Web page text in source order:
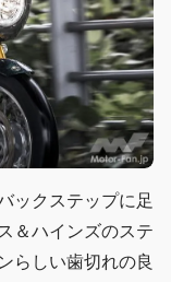
ックステップに足
＆ハインズのステ
らしい歯切れの良